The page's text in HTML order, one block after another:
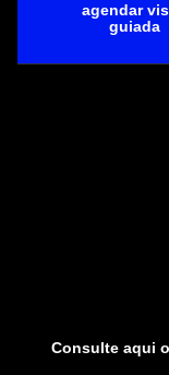
agendar
guiada
Consulte aqui